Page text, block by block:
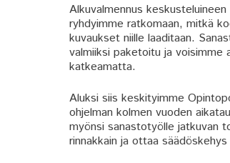
Alkuvalmennus
ryhdyimme ratkomaan, mitkä
kuvaukset niille laaditaan.
valmiiksi paketoitu ja voisimme
katkeamatta.
Aluksi siis keskityimme
ohjelman kolmen vuoden
myönsi sanastotyölle jatkuvan
rinnakkain ja ottaa